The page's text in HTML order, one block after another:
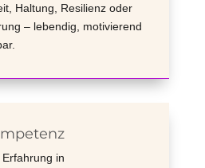
Haltung, Resilienz oder
– lebendig, motivierend
in